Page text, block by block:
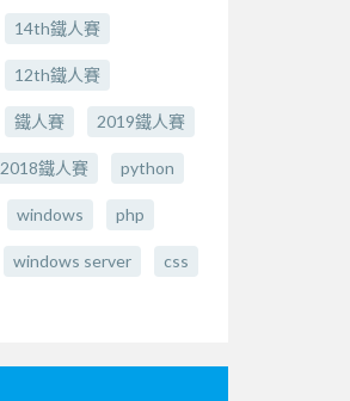
14th鐵人賽
12th鐵人賽
鐵人賽 2019鐵人賽
2018鐵人賽 python
windows php
windows server css